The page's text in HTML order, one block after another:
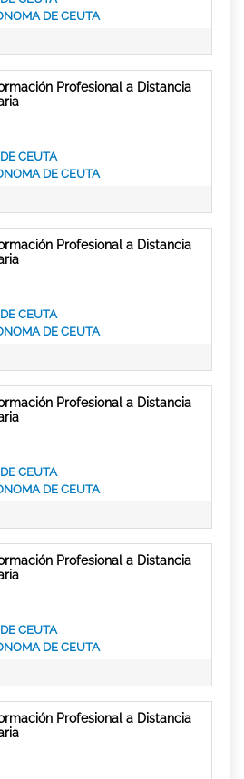
DE CEUTA
Profesional a Distancia
CEUTA
DE CEUTA
Profesional a Distancia
CEUTA
DE CEUTA
Profesional a Distancia
CEUTA
DE CEUTA
Profesional a Distancia
CEUTA
DE CEUTA
Profesional a Distancia